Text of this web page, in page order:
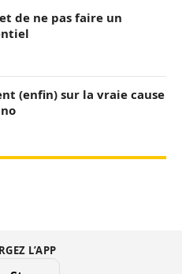
de ne pas faire un
(enfin) sur la vraie cause
L’APP